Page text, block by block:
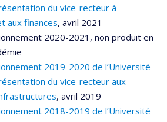
du vice-recteur à
aux finances, avril 2021
2020-2021, non produit en
2019-2020 de l’Université
du vice-recteur aux
, avril 2019
2018-2019 de l’Université